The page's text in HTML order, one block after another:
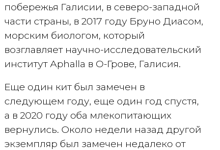
побережья Галисии, в северо-западной
части страны, в 2017 году Бруно Диасом,
морским биологом, который
возглавляет научно-исследовательский
институт Aphalla в О-Грове, Галисия.
Еще один кит был замечен в
следующем году, еще один год спустя,
а в 2020 году оба млекопитающих
вернулись. Около недели назад другой
экземпляр был замечен недалеко от